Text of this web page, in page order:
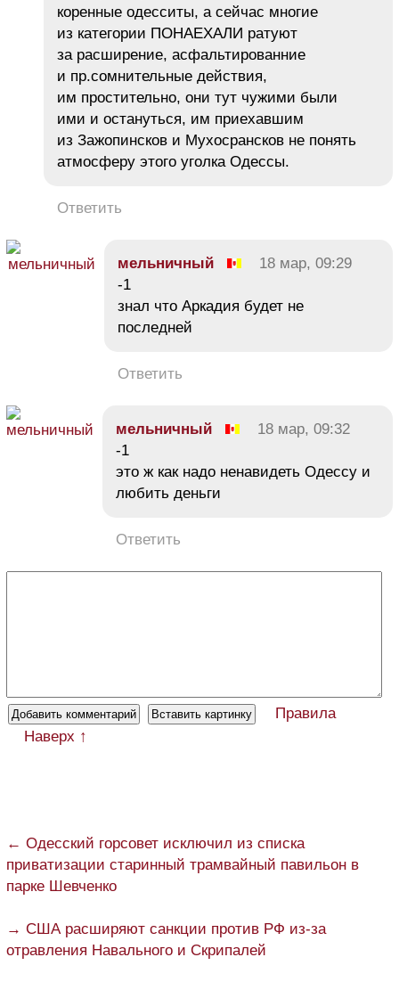
коренные одесситы, а сейчас многие
из категории ПОНАЕХАЛИ ратуют
за расширение, асфальтированние
и пр.сомнительные действия,
им простительно, они тут чужими были
ими и остануться, им приехавшим
из Зажопинсков и Мухосрансков не понять
атмосферу этого уголка Одессы.
Ответить
мельничный
18 мар, 09:29
-1
знал что Аркадия будет не
последней
Ответить
мельничный
18 мар, 09:32
-1
это ж как надо ненавидеть Одессу и
любить деньги
Ответить
Правила
Наверх ↑
← Одесский горсовет исключил из списка
приватизации старинный трамвайный павильон в
парке Шевченко
→ США расширяют санкции против РФ из-за
отравления Навального и Скрипалей